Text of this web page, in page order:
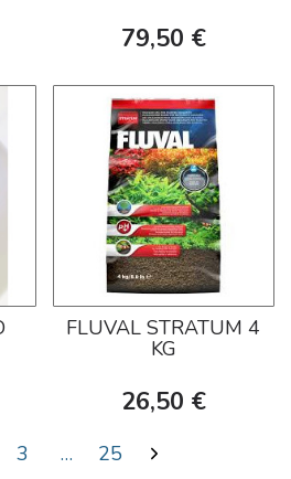
79,50 €
FLUVAL STRATUM 4
KG
26,50 €
3 … 25